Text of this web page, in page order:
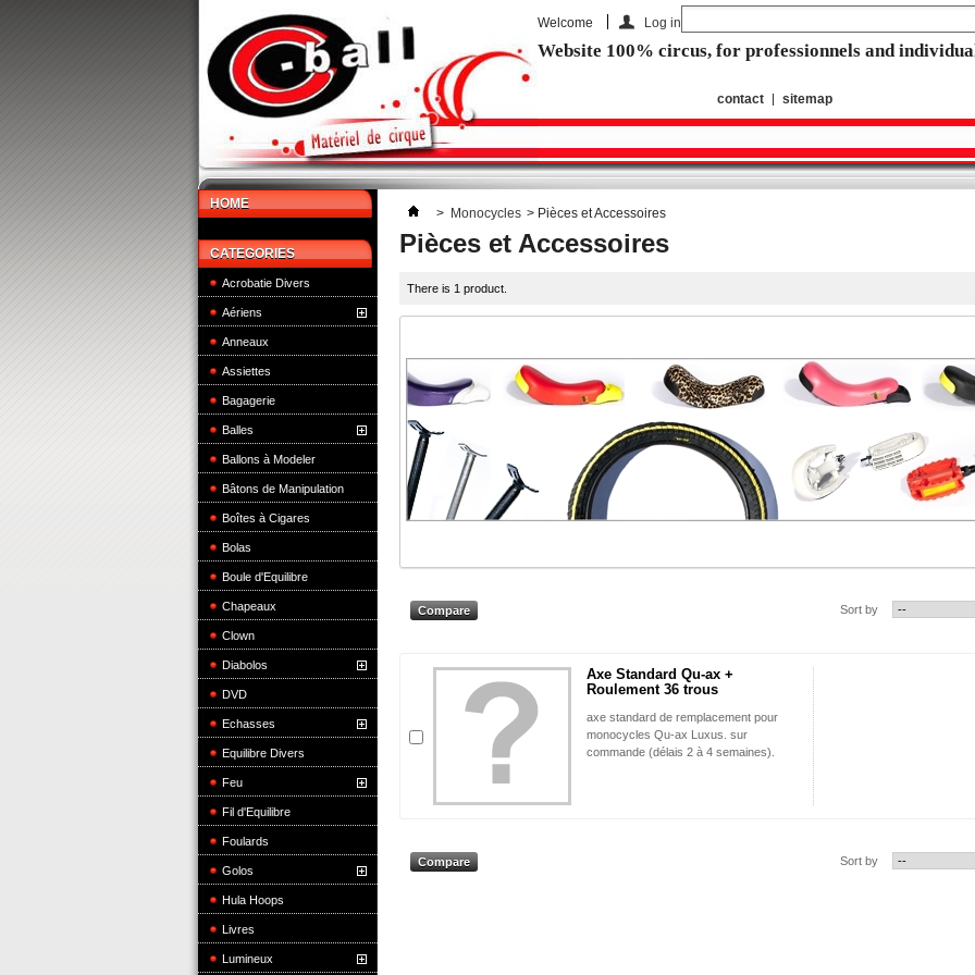
Welcome Log in
Website 100% circus, for professionnels and
contact sitemap
HOME
CATEGORIES
Acrobatie Divers
Aériens
Anneaux
Assiettes
Bagagerie
Balles
Ballons à Modeler
Bâtons de Manipulation
Boîtes à Cigares
Bolas
Boule d'Equilibre
Chapeaux
Clown
Diabolos
DVD
Echasses
Equilibre Divers
Feu
Fil d'Equilibre
Foulards
Golos
Hula Hoops
Livres
Lumineux
> Monocycles > Pièces et Accessoires
Pièces et Accessoires
There is 1 product.
Sort by
Axe Standard Qu-ax +
Roulement 36 trous
axe standard de remplacement pour
monocycles Qu-ax Luxus. sur
commande (délais 2 à 4 semaines).
Sort by